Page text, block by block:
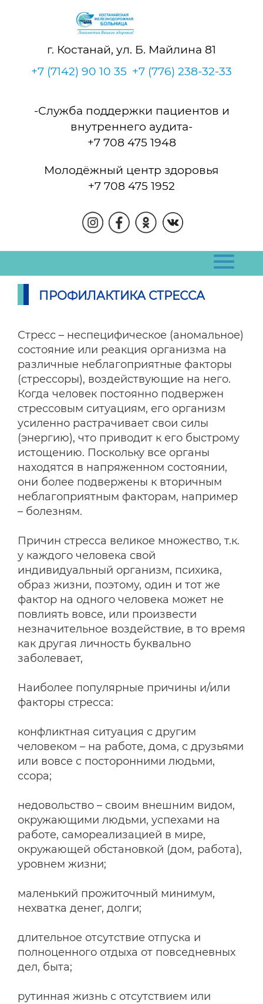
г. Костанай, ул. Б. Майлина 81
+7 (7142) 90 10 35 +7 (776) 238-32-33
-Служба поддержки пациентов и
внутреннего аудита-
+7 708 475 1948
Молодёжный центр здоровья
+7 708 475 1952
ПРОФИЛАКТИКА СТРЕССА
Стресс – неспецифическое (аномальное)
состояние или реакция организма на
различные неблагоприятные факторы
(стрессоры), воздействующие на него.
Когда человек постоянно подвержен
стрессовым ситуациям, его организм
усиленно растрачивает свои силы
(энергию), что приводит к его быстрому
истощению. Поскольку все органы
находятся в напряженном состоянии,
они более подвержены к вторичным
неблагоприятным факторам, например
– болезням.
Причин стресса великое множество, т.к.
у каждого человека свой
индивидуальный организм, психика,
образ жизни, поэтому, один и тот же
фактор на одного человека может не
повлиять вовсе, или произвести
незначительное воздействие, в то время
как другая личность буквально
заболевает,
Наиболее популярные причины и/или
факторы стресса:
конфликтная ситуация с другим
человеком – на работе, дома, с друзьями
или вовсе с посторонними людьми,
ссора;
недовольство – своим внешним видом,
окружающими людьми, успехами на
работе, самореализацией в мире,
окружающей обстановкой (дом, работа),
уровнем жизни;
маленький прожиточный минимум,
нехватка денег, долги;
длительное отсутствие отпуска и
полноценного отдыха от повседневных
дел, быта;
рутинная жизнь с отсутствием или